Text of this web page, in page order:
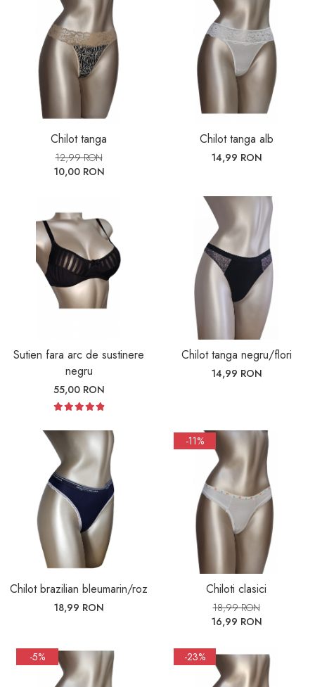
Chilot tanga
12,99 RON
10,00 RON
Chilot tanga alb
14,99 RON
Sutien fara arc de sustinere
negru
55,00 RON
Chilot tanga negru/flori
14,99 RON
Chilot brazilian bleumarin/roz
18,99 RON
-11%
Chiloti clasici
18,99 RON
16,99 RON
-5% -23%